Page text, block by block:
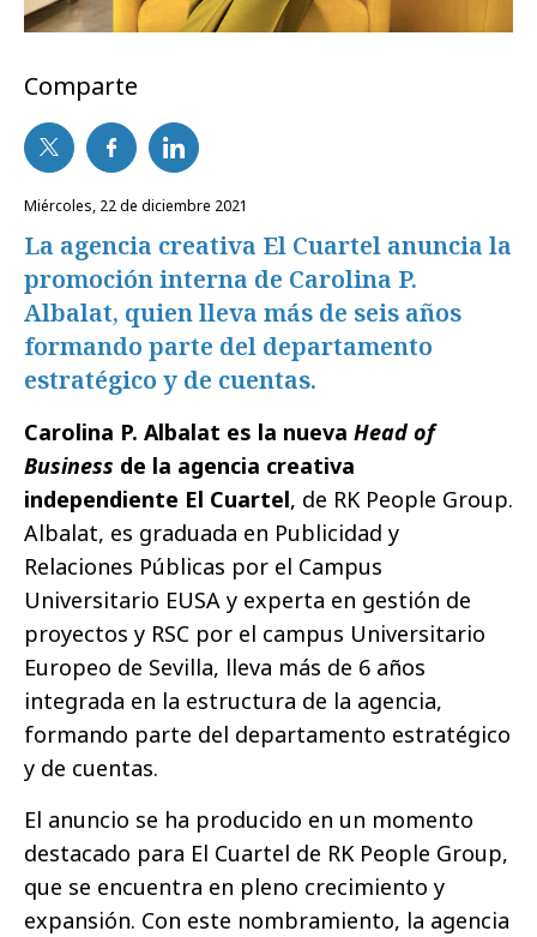
Comparte
miércoles, 22 de diciembre 2021
La agencia creativa El Cuartel anuncia la
promoción interna de Carolina P.
Albalat, quien lleva más de seis años
formando parte del departamento
estratégico y de cuentas.
Carolina P. Albalat es la nueva Head of
Business de la agencia creativa
independiente El Cuartel, de RK People Group.
Albalat, es graduada en Publicidad y
Relaciones Públicas por el Campus
Universitario EUSA y experta en gestión de
proyectos y RSC por el campus Universitario
Europeo de Sevilla, lleva más de 6 años
integrada en la estructura de la agencia,
formando parte del departamento estratégico
y de cuentas.
El anuncio se ha producido en un momento
destacado para El Cuartel de RK People Group,
que se encuentra en pleno crecimiento y
expansión. Con este nombramiento, la agencia